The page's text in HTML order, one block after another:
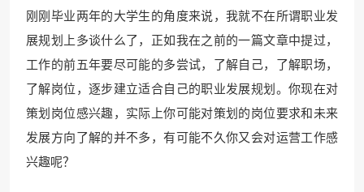
刚刚毕业两年的大学生的角度来说，我就不在所谓职业发
展规划上多谈什么了，正如我在之前的一篇文章中提过，
工作的前五年要尽可能的多尝试，了解自己，了解职场，
了解岗位，逐步建立适合自己的职业发展规划。你现在对
策划岗位感兴趣，实际上你可能对策划的岗位要求和未来
发展方向了解的并不多，有可能不久你又会对运营工作感
兴趣呢？